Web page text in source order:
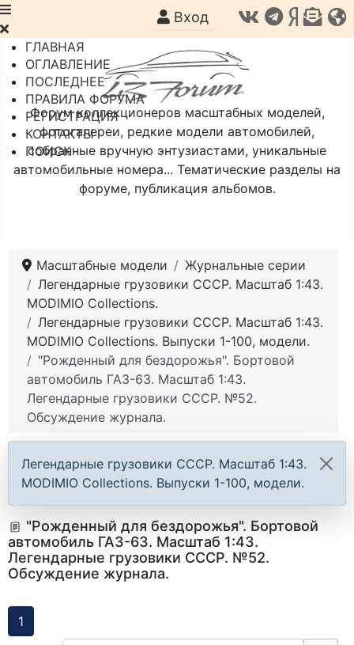
Форум коллекционеров масштабных моделей,
фотогалереи, редкие модели автомобилей,
собранные вручную энтузиастами, уникальные
автомобильные номера... Тематические разделы на
форуме, публикация альбомов.
Вход
ГЛАВНАЯ
ОГЛАВЛЕНИЕ
ПОСЛЕДНЕЕ
ПРАВИЛА ФОРУМА
РЕГИСТРАЦИЯ
КОНТАКТЫ
ПОИСК
Масштабные модели
Журнальные серии
Легендарные грузовики СССР. Масштаб 1:43.
MODIMIO Collections.
Легендарные грузовики СССР. Масштаб 1:43.
MODIMIO Collections. Выпуски 1-100, модели.
"Рожденный для бездорожья". Бортовой
автомобиль ГАЗ-63. Масштаб 1:43.
Легендарные грузовики СССР. №52.
Обсуждение журнала.
Легендарные грузовики СССР. Масштаб 1:43.
MODIMIO Collections. Выпуски 1-100, модели.
"Рожденный для бездорожья". Бортовой
автомобиль ГАЗ-63. Масштаб 1:43.
Легендарные грузовики СССР. №52.
Обсуждение журнала.
1